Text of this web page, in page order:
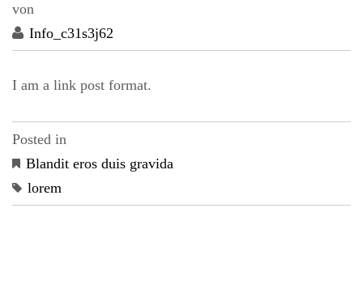
von
Info_c31s3j62
I am a link post format.
Posted in
Blandit eros duis gravida
lorem